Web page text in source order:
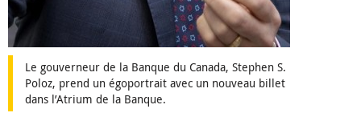
Le gouverneur de la Banque du Canada, Stephen S.
Poloz, prend un égoportrait avec un nouveau billet
dans l’Atrium de la Banque.